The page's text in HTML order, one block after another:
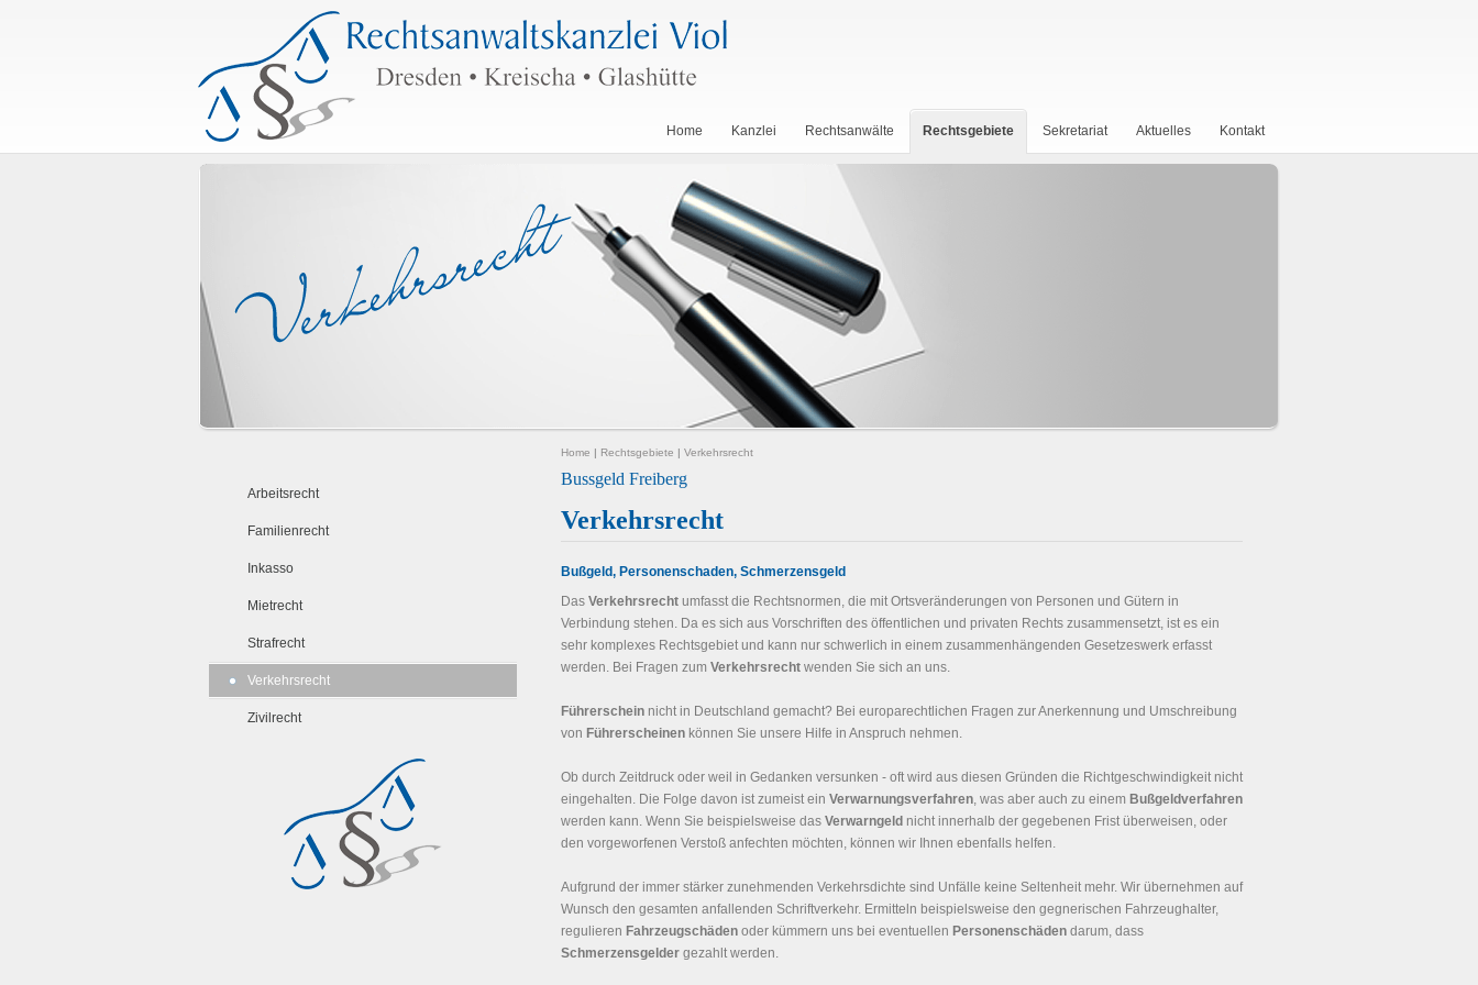
Home Kanzlei Rechtsanwälte Rechtsgebiete Sekretariat Aktuelles Kontakt
Arbeitsrecht
Familienrecht
Inkasso
Mietrecht
Strafrecht
Verkehrsrecht
Zivilrecht
Home | Rechtsgebiete | Verkehrsrecht
Bussgeld Freiberg
Verkehrsrecht
Bußgeld, Personenschaden, Schmerzensgeld
Das Verkehrsrecht umfasst die Rechtsnormen, die mit Ortsveränderungen von Personen und Gütern in
Verbindung stehen. Da es sich aus Vorschriften des öffentlichen und privaten Rechts zusammensetzt, ist es ein
sehr komplexes Rechtsgebiet und kann nur schwerlich in einem zusammenhängenden Gesetzeswerk erfasst
werden. Bei Fragen zum Verkehrsrecht wenden Sie sich an uns.
Führerschein nicht in Deutschland gemacht? Bei europarechtlichen Fragen zur Anerkennung und Umschreibung
von Führerscheinen können Sie unsere Hilfe in Anspruch nehmen.
Ob durch Zeitdruck oder weil in Gedanken versunken - oft wird aus diesen Gründen die Richtgeschwindigkeit nicht
eingehalten. Die Folge davon ist zumeist ein Verwarnungsverfahren, was aber auch zu einem Bußgeldverfahren
werden kann. Wenn Sie beispielsweise das Verwarngeld nicht innerhalb der gegebenen Frist überweisen, oder
den vorgeworfenen Verstoß anfechten möchten, können wir Ihnen ebenfalls helfen.
Aufgrund der immer stärker zunehmenden Verkehrsdichte sind Unfälle keine Seltenheit mehr. Wir übernehmen auf
Wunsch den gesamten anfallenden Schriftverkehr. Ermitteln beispielsweise den gegnerischen Fahrzeughalter,
regulieren Fahrzeugschäden oder kümmern uns bei eventuellen Personenschäden darum, dass
Schmerzensgelder gezahlt werden.